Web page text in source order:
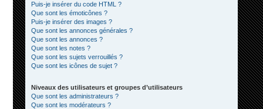
Puis-je insérer du code HTML ?
Que sont les émoticônes ?
Puis-je insérer des images ?
Que sont les annonces générales ?
Que sont les annonces ?
Que sont les notes ?
Que sont les sujets verrouillés ?
Que sont les icônes de sujet ?
Niveaux des utilisateurs et groupes d’utilisateurs
Que sont les administrateurs ?
Que sont les modérateurs ?